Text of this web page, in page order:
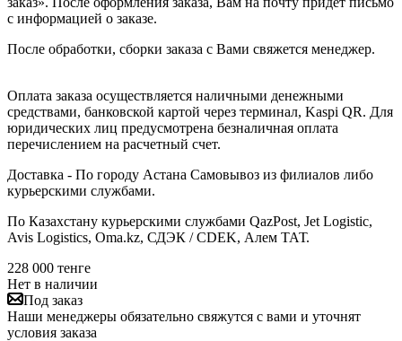
с информацией о заказе.
После обработки, сборки заказа с Вами свяжется менеджер.
Оплата заказа осуществляется наличными денежными
средствами, банковской картой через терминал, Kaspi QR. Для
юридических лиц предусмотрена безналичная оплата
перечислением на расчетный счет.
Доставка - По городу Астана Самовывоз из филиалов либо
курьерскими службами.
По Казахстану курьерскими службами QazPost, Jet Logistic,
Avis Logistics, Oma.kz, СДЭК / CDEK, Алем ТАТ.
228 000 тенге
Нет в наличии
Под заказ
Наши менеджеры обязательно свяжутся с вами и уточнят
условия заказа